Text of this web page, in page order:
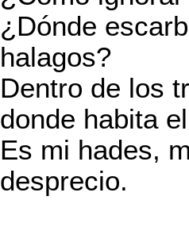
¿Dónde
halagos?
Dentro de los
donde habita
Es mi hades,
desprecio.